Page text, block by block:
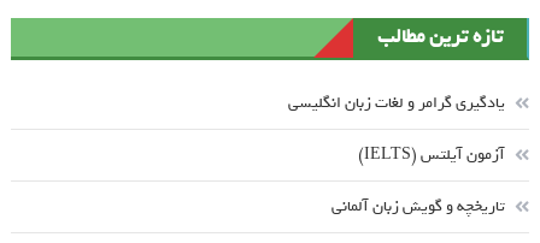
تازه ترین مطالب
یادگیری گرامر و لغات زبان انگلیسی
آزمون آیلتس (IELTS)
تاریخچه و گویش زبان آلمانی